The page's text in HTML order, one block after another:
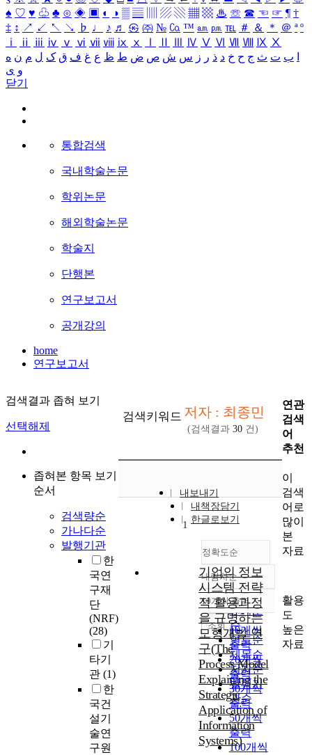
♠ ♡ ♥ ♧ ♣ ⊙ ◈ ▣ ◐ ◑ ▒ ▤ ▨ ▧ ▦ ▩ ♨ ☏ ☎ ☜ ☞ ¶ †
‡ ↕ ↗ ↙ ↖ ↘ ♭ ♩ ♪ ♬ ㉿ ㈜ № ㏇ ™ ㏂ ㏘ ℡ ＃ ＆ ＊ ＠ ª º
ⅰ
ⅱ ⅲ ⅳ ⅴ ⅵ ⅶ ⅷ ⅸ ⅹ Ⅳ Ⅴ Ⅵ Ⅶ Ⅷ Ⅸ Ⅹ
ب ت ث ج ح خ د ذ ر ز س ش ص ض ط ظ ع غ ف ق ک ل م ن ه
و ی
닫기
통합검색
국내학술논문
학위논문
해외학술논문
학술지
단행본
연구보고서
공개강의
home
연구보고서
검색결과 좁혀 보기
선택해제
좁혀본 항목 보기
순서
검색량순
가나다순
발행기관
한
국연
구재
단
(NRF)
(28)
기
타기
관 (1)
한
국건
설기
술연
구원
검색키워드 저자 : 최종민
(검색결과 30 건)
내보내기
내책장담기
한글로보기
정확도순
정확도
순
인기도
순
연도순
제목순
저자순
발행기
관순
내림차순
내림차순
10개씩 출력
10개씩
출력
20개씩
출력
30개씩
출력
50개씩
출력
100개씩
조회
1
기업의 정보
시스템 전략
적 활용과정
을 규명하는
모형개발 연
구(The
Process Model
Explaining the
Strategic
Application of
Information
Systems)
연관
검색
어
추천
이
검색
어로
많이
본
자료
활용
도
높은
자료